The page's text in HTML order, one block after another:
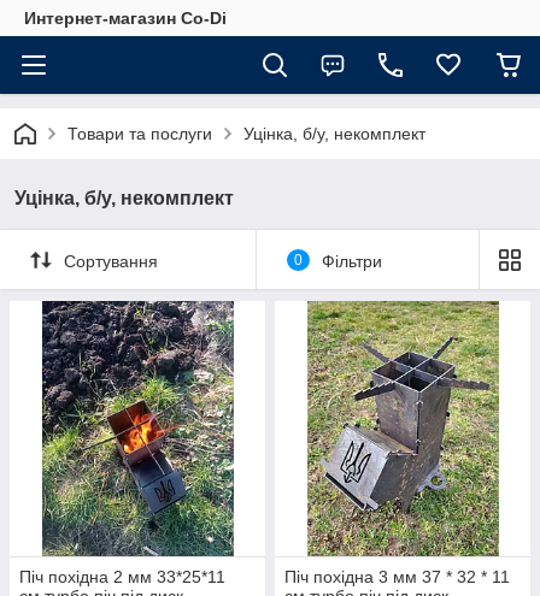
Интернет-магазин Co-Di
Товари та послуги Уцінка, б/у, некомплект
Уцінка, б/у, некомплект
Сортування 0 Фільтри
Піч похідна 2 мм 33*25*11
Піч похідна 3 мм 37 * 32 * 11